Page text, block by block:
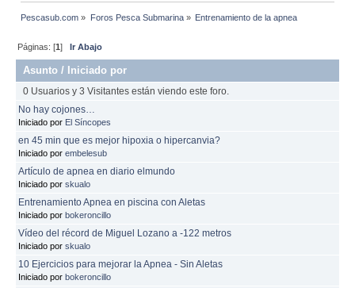
Pescasub.com » Foros Pesca Submarina» Entrenamiento de la apnea
Páginas: [1]Ir Abajo
Asunto / Iniciado por
0 Usuarios y 3 Visitantes están viendo este foro.
No hay cojones…
Iniciado por El Síncopes
en 45 min que es mejor hipoxia o hipercanvia?
Iniciado por embelesub
Artículo de apnea en diario elmundo
Iniciado por skualo
Entrenamiento Apnea en piscina con Aletas
Iniciado por bokeroncillo
Vídeo del récord de Miguel Lozano a -122 metros
Iniciado por skualo
10 Ejercicios para mejorar la Apnea - Sin Aletas
Iniciado por bokeroncillo